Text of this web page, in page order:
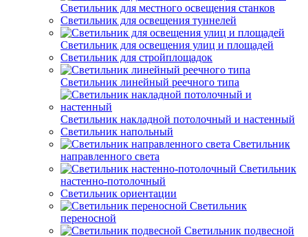
Светильник для местного освещения станков
Светильник для освещения туннелей
Светильник для освещения улиц и площадей
Светильник для стройплощадок
Светильник линейный реечного типа
Светильник накладной потолочный и настенный
Светильник напольный
Светильник
направленного света
Светильник
настенно-потолочный
Светильник ориентации
Светильник
переносной
Светильник подвесной